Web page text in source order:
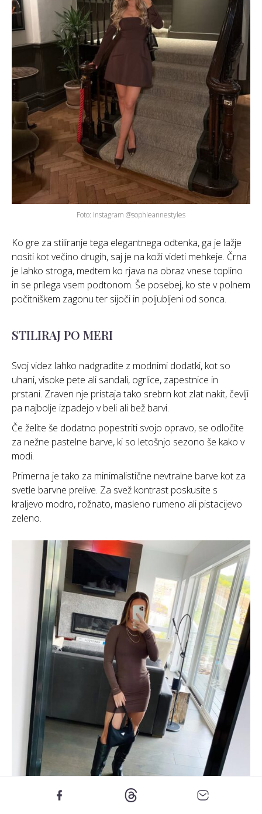
Foto: Instagram @sophieannestyles
Ko gre za stiliranje tega elegantnega odtenka, ga je lažje
nositi kot večino drugih, saj je na koži videti mehkeje. Črna
je lahko stroga, medtem ko rjava na obraz vnese toplino
in se prilega vsem podtonom. Še posebej, ko ste v polnem
počitniškem zagonu ter sijoči in poljubljeni od sonca.
STILIRAJ PO MERI
Svoj videz lahko nadgradite z modnimi dodatki, kot so
uhani, visoke pete ali sandali, ogrlice, zapestnice in
prstani. Zraven nje pristaja tako srebrn kot zlat nakit, čevlji
pa najbolje izpadejo v beli ali bež barvi.
Če želite še dodatno popestriti svojo opravo, se odločite
za nežne pastelne barve, ki so letošnjo sezono še kako v
modi.
Primerna je tako za minimalistične nevtralne barve kot za
svetle barvne prelive. Za svež kontrast poskusite s
kraljevo modro, rožnato, masleno rumeno ali pistacijevo
zeleno.